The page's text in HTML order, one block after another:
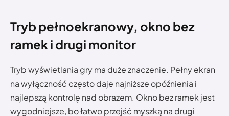
Tryb pełnoekranowy, okno bez
ramek i drugi monitor
Tryb wyświetlania gry ma duże znaczenie. Pełny ekran
na wyłączność często daje najniższe opóźnienia i
najlepszą kontrolę nad obrazem. Okno bez ramek jest
wygodniejsze, bo łatwo przejść myszką na drugi